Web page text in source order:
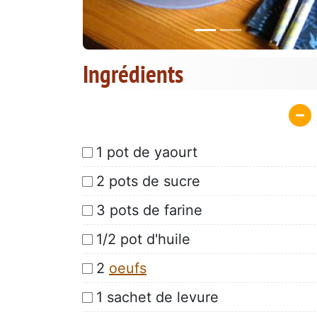
Ingrédients
1 pot de yaourt
2 pots de sucre
3 pots de farine
1/2 pot d'huile
2 oeufs
1 sachet de levure